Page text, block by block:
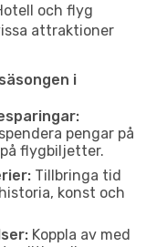
och flyg
attraktioner
i
pengar på
flygbiljetter.
Tillbringa tid
konst och
Koppla av med